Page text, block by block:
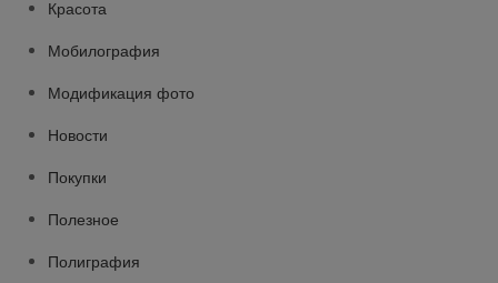
Красота
Мобилография
Модификация фото
Новости
Покупки
Полезное
Полиграфия